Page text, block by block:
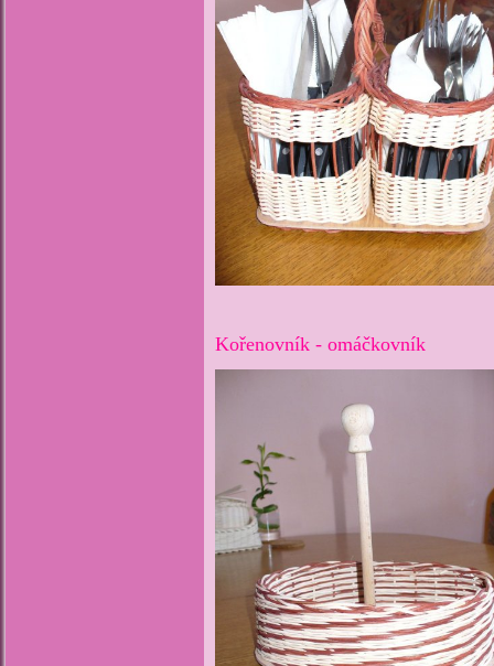
Kořenovník - omáčkovník